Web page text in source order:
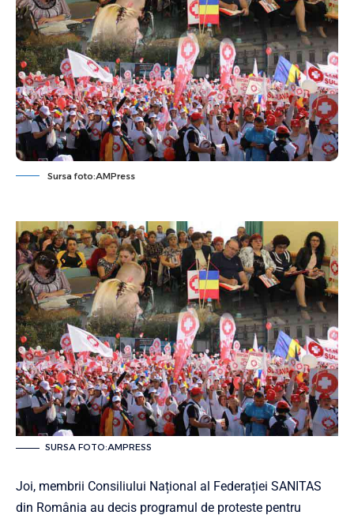
Sursa foto:AMPress
SURSA FOTO:AMPRESS
Joi, membrii Consiliului Național al Federației SANITAS
din România au decis programul de proteste pentru